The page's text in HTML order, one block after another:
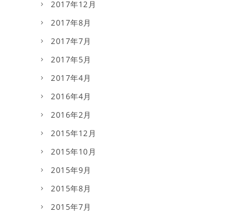
2017年12月
2017年8月
2017年7月
2017年5月
2017年4月
2016年4月
2016年2月
2015年12月
2015年10月
2015年9月
2015年8月
2015年7月